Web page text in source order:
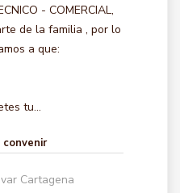
- COMERCIAL,
de la familia , por lo
a que:
tu...
convenir
Cartagena